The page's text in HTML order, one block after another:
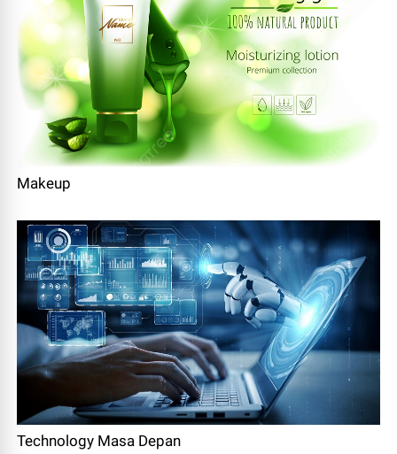
Makeup
Technology Masa Depan